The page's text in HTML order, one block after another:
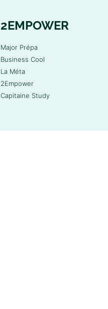
2EMPOWER
Major Prépa
Business Cool
La Méta
2Empower
Capitaine Study